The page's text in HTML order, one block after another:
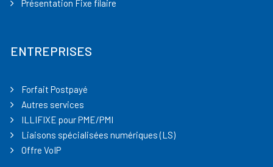
Présentation Fixe filaire
ENTREPRISES
Forfait Postpayé
Autres services
ILLIFIXE pour PME/PMI
Liaisons spécialisées numériques (LS)
Offre VoIP